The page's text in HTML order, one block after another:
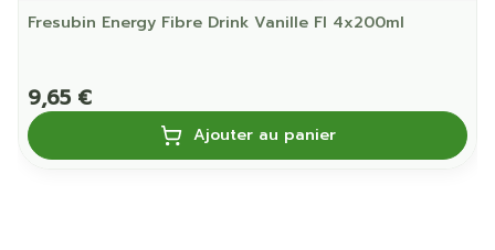
Fresubin Energy Fibre Drink Vanille Fl 4x200ml
9,65 €
Ajouter au panier